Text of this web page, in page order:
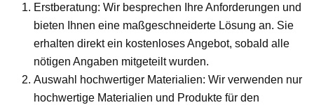
Erstberatung: Wir besprechen Ihre Anforderungen und
bieten Ihnen eine maßgeschneiderte Lösung an. Sie
erhalten direkt ein kostenloses Angebot, sobald alle
nötigen Angaben mitgeteilt wurden.
Auswahl hochwertiger Materialien: Wir verwenden nur
hochwertige Materialien und Produkte für den